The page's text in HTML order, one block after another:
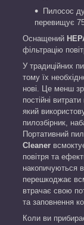
Пилосос
перевищує
Оснащений
фільтрацію
У традиційних
тому їх
нові. Це менш
постійні
який
пилозбірник,
Портативний
Cleaner
повітря та
накопичуються
перешкоджає
втрачає свою
та заповнення
Коли ви